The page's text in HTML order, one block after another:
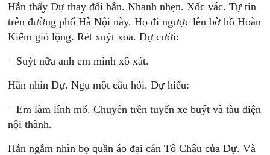
Hắn thấy Dự thay đổi hẳn. Nhanh nhẹn. Xốc vác. Tự tin
trên đường phố Hà Nội này. Họ đi ngược lên bờ hồ Hoàn
Kiếm gió lộng. Rét xuýt xoa. Dự cười:
– Suýt nữa anh em mình xô xát.
Hắn nhìn Dự. Ngụ một câu hỏi. Dự hiểu:
– Em làm lính mổ. Chuyên trên tuyến xe buýt và tàu điện
nội thành.
Hắn ngắm nhìn bọ quần áo đại cán Tô Châu của Dự. Và